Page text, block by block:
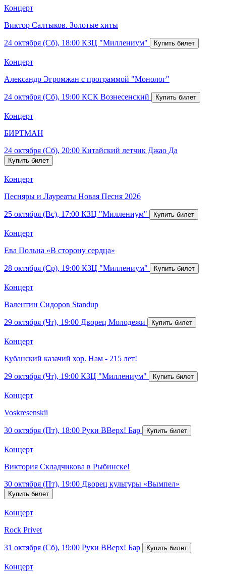
Концерт
Виктор Салтыков. Золотые хиты
24 октября (Сб), 18:00 КЗЦ "Миллениум"
Концерт
Александр Эгромжан с программой "Монолог"
24 октября (Сб), 19:00 КСК Вознесенский
Концерт
БИРТМАН
24 октября (Сб), 20:00 Китайский летчик Джао Да
Концерт
Песняры и Лауреаты Новая Песня 2026
25 октября (Вс), 17:00 КЗЦ "Миллениум"
Концерт
Ева Польна «В сторону сердца»
28 октября (Ср), 19:00 КЗЦ "Миллениум"
Концерт
Валентин Сидоров Standup
29 октября (Чт), 19:00 Дворец Молодежи
Концерт
Кубанский казачий хор. Нам - 215 лет!
29 октября (Чт), 19:00 КЗЦ "Миллениум"
Концерт
Voskresenskii
30 октября (Пт), 18:00 Руки ВВерх! Бар
Концерт
Виктория Складчикова в Рыбинске!
30 октября (Пт), 19:00 Дворец культуры «Вымпел»
Концерт
Rock Privet
31 октября (Сб), 19:00 Руки ВВерх! Бар
Концерт